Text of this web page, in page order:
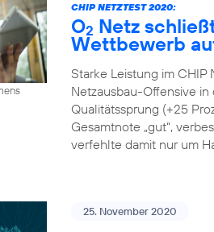
CHIP NETZTEST 2020:
O2 Netz
Wettbewerb
Starke Leistung im CHIP
Netzausbau-Offensive
Qualitätssprung (+25
Gesamtnote „gut“,
verfehlte damit nur um
25. November 2020